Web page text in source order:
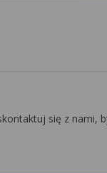
się z nami,